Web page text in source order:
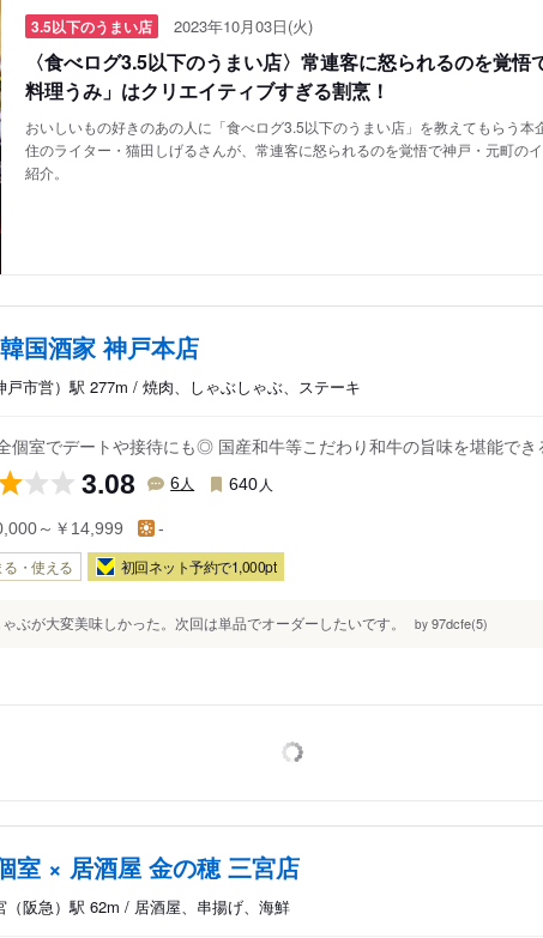
3.5以下のうまい店 2023年10月03日(火)
〈食べログ3.5以下のうまい店〉常連客に怒られるのを覚悟
料理うみ」はクリエイティブすぎる割烹！
おいしいもの好きのあの人に「食べログ3.5以下のうまい店」を教えてもらう本
住のライター・猫田しげるさんが、常連客に怒られるのを覚悟で神戸・元町の
紹介。
国酒家 神戸本店
戸市営）駅 277m / 焼肉、しゃぶしゃぶ、ステーキ
個室でデートや接待にも◎ 国産和牛等こだわり和牛の旨味を堪能でき
3.08 6人 640 人
～￥14,999 -
・使える 初回ネット予約で1,000pt
ぶが大変美味しかった。次回は単品でオーダーしたいです。 by 97dcfe(5)
室 × 居酒屋 金の穂 三宮店
（阪急）駅 62m / 居酒屋、串揚げ、海鮮